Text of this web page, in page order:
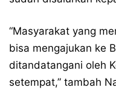
“Masyarakat yang
bisa mengajukan ke
ditandatangani oleh
setempat,” tambah